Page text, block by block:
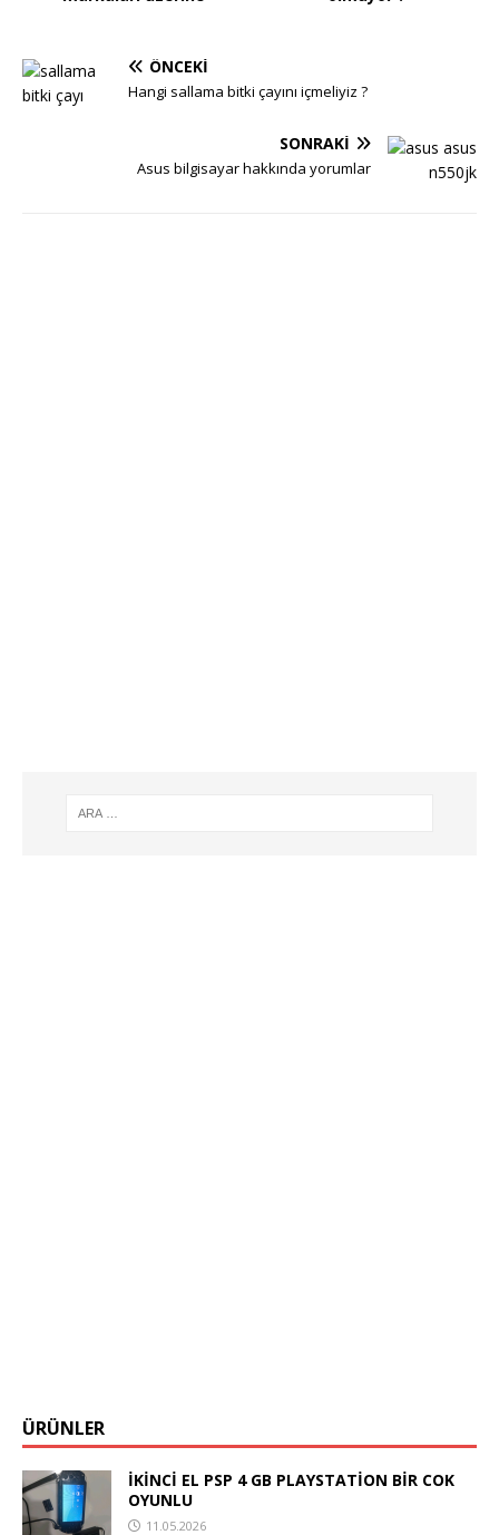
ÖNCEKI
Hangi sallama bitki çayını içmeliyiz ?
SONRAKI
Asus bilgisayar hakkında yorumlar
ÜRÜNLER
İKİNCİ EL PSP 4 GB PLAYSTATİON BİR COK
OYUNLU
11.05.2026